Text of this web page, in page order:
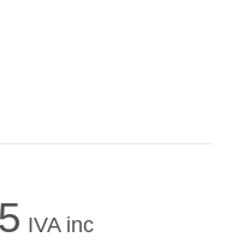
IVA inc